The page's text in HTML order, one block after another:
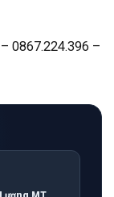
0867.224.396 –